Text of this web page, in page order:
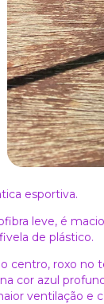
esportiva.
leve, é
de plástico.
centro, roxo no
cor azul
ventilação e